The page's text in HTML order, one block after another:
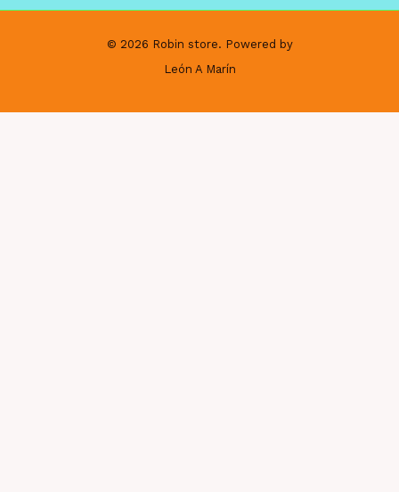
© 2026 Robin store. Powered by
León A Marín